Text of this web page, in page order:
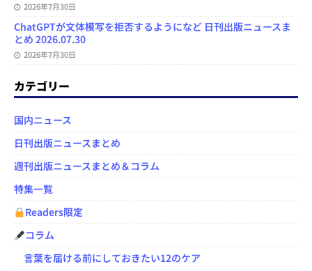
2026年7月30日
ChatGPTが文体模写を拒否するようになど 日刊出版ニュースま
とめ 2026.07.30
2026年7月30日
カテゴリー
国内ニュース
日刊出版ニュースまとめ
週刊出版ニュースまとめ＆コラム
特集一覧
Readers限定
コラム
言葉を届ける前にしておきたい12のケア